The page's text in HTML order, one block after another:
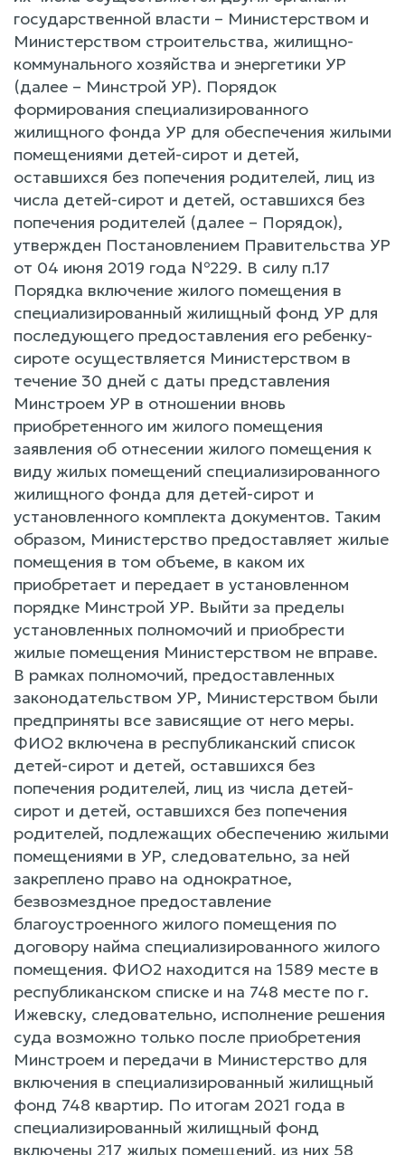
государственной власти – Министерством и
Министерством строительства, жилищно-
коммунального хозяйства и энергетики УР
(далее – Минстрой УР). Порядок
формирования специализированного
жилищного фонда УР для обеспечения жилыми
помещениями детей-сирот и детей,
оставшихся без попечения родителей, лиц из
числа детей-сирот и детей, оставшихся без
попечения родителей (далее – Порядок),
утвержден Постановлением Правительства УР
от 04 июня 2019 года №229. В силу п.17
Порядка включение жилого помещения в
специализированный жилищный фонд УР для
последующего предоставления его ребенку-
сироте осуществляется Министерством в
течение 30 дней с даты представления
Минстроем УР в отношении вновь
приобретенного им жилого помещения
заявления об отнесении жилого помещения к
виду жилых помещений специализированного
жилищного фонда для детей-сирот и
установленного комплекта документов. Таким
образом, Министерство предоставляет жилые
помещения в том объеме, в каком их
приобретает и передает в установленном
порядке Минстрой УР. Выйти за пределы
установленных полномочий и приобрести
жилые помещения Министерством не вправе.
В рамках полномочий, предоставленных
законодательством УР, Министерством были
предприняты все зависящие от него меры.
ФИО2 включена в республиканский список
детей-сирот и детей, оставшихся без
попечения родителей, лиц из числа детей-
сирот и детей, оставшихся без попечения
родителей, подлежащих обеспечению жилыми
помещениями в УР, следовательно, за ней
закреплено право на однократное,
безвозмездное предоставление
благоустроенного жилого помещения по
договору найма специализированного жилого
помещения. ФИО2 находится на 1589 месте в
республиканском списке и на 748 месте по г.
Ижевску, следовательно, исполнение решения
суда возможно только после приобретения
Минстроем и передачи в Министерство для
включения в специализированный жилищный
фонд 748 квартир. По итогам 2021 года в
специализированный жилищный фонд
включены 217 жилых помещений, из них 58